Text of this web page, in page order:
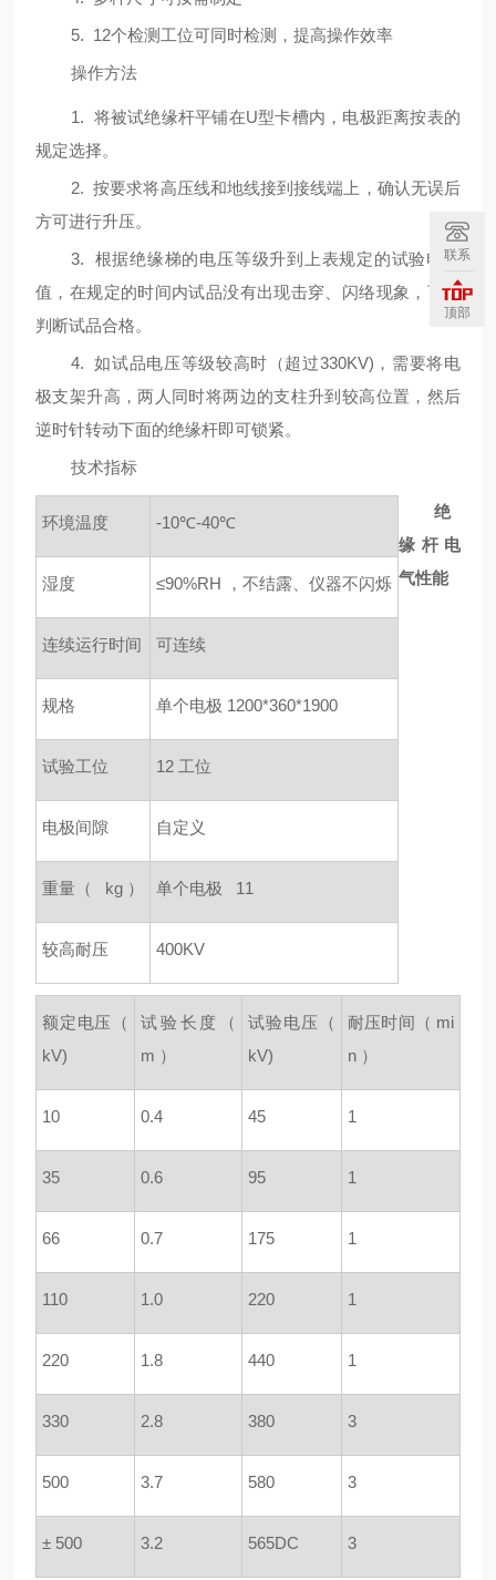
5. 12个检测工位可同时检测，提高操作效率
操作方法
1. 将被试绝缘杆平铺在U型卡槽内，电极距离按表的
规定选择。
2. 按要求将高压线和地线接到接线端上，确认无误后
方可进行升压。
3.
根据绝缘梯的电压等级升到上表规定的试验电压
值，在规定的时间内试品没有出现击穿、闪络现象，可以
判断试品合格。
4.
如试品电压等级较高时（超过330KV) ，需要将电
极支架升高，两人同时将两边的支柱升到较高位置，然后
逆时针转动下面的绝缘杆即可锁紧。
技术指标
环境温度 -10℃-40℃
湿度 ≤90%RH ，不结露、仪器不闪烁
连续运行时间 可连续
规格 单个电极 1200*360*1900
试验工位 12 工位
电极间隙 自定义
重量（ kg ） 单个电极 11
较高耐压 400KV
绝
缘杆电
气性能
额定电压（
kV)
试验长度（
m ）
试验电压（
kV)
耐压时间（ mi
n ）
10 0.4 45 1
35 0.6 95 1
66 0.7 175 1
110 1.0 220 1
220 1.8 440 1
330 2.8 380 3
500 3.7 580 3
± 500 3.2 565DC 3
联系
顶部